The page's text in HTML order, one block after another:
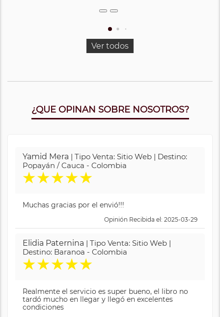
Ver todos
¿QUE OPINAN SOBRE NOSOTROS?
Yamid Mera | Tipo Venta: Sitio Web | Destino:
Popayán / Cauca - Colombia
★★★★★
Muchas gracias por el envió!!!
Opinión Recibida el: 2025-03-29
Elidia Paternina | Tipo Venta: Sitio Web |
Destino: Baranoa - Colombia
★★★★★
Realmente el servicio es super bueno, el libro no
tardó mucho en llegar y llegó en excelentes
condiciones